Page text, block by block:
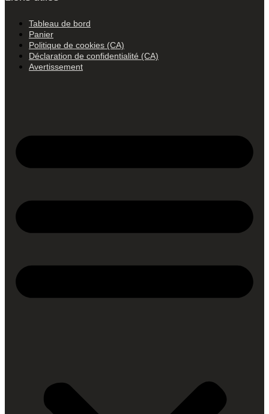
Tableau de bord
Panier
Politique de cookies (CA)
Déclaration de confidentialité (CA)
Avertissement